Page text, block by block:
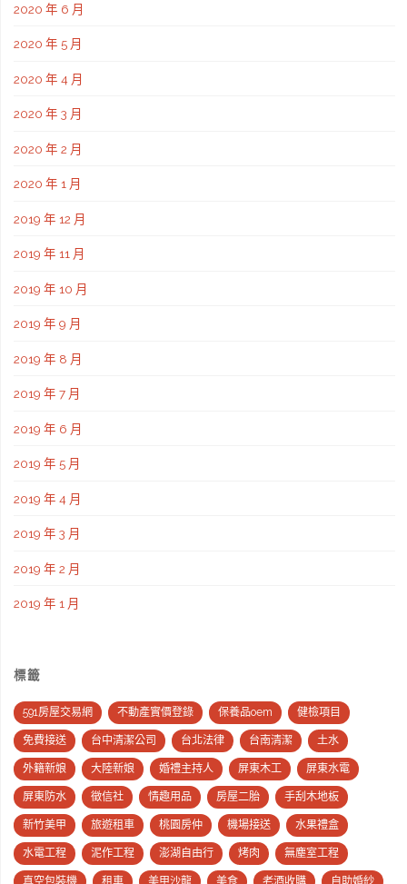
2020 年 6 月
2020 年 5 月
2020 年 4 月
2020 年 3 月
2020 年 2 月
2020 年 1 月
2019 年 12 月
2019 年 11 月
2019 年 10 月
2019 年 9 月
2019 年 8 月
2019 年 7 月
2019 年 6 月
2019 年 5 月
2019 年 4 月
2019 年 3 月
2019 年 2 月
2019 年 1 月
標籤
591房屋交易網 不動產實價登錄 保養品oem 健檢項目
免費接送 台中清潔公司 台北法律 台南清潔 土水
外籍新娘 大陸新娘 婚禮主持人 屏東木工 屏東水電
屏東防水 徵信社 情趣用品 房屋二胎 手刮木地板
新竹美甲 旅遊租車 桃園房仲 機場接送 水果禮盒
水電工程 泥作工程 澎湖自由行 烤肉 無塵室工程
真空包裝機 租車 美甲沙龍 美食 老酒收購 自助婚紗